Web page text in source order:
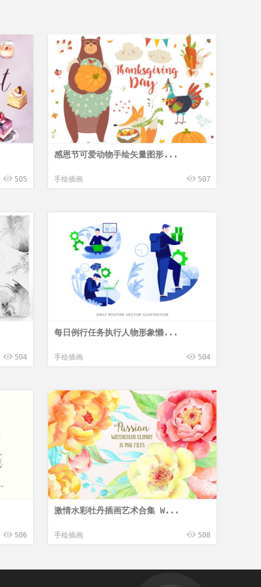
505
感恩节可爱动物手绘矢量图形...
手绘插画 507
504
每日例行任务执行人物形象懒...
手绘插画 504
506
激情水彩牡丹插画艺术合集 W...
手绘插画 508